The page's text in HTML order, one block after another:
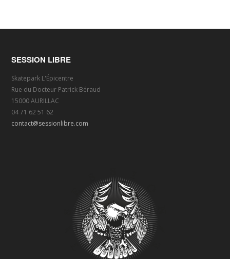
SESSION LIBRE
Skatepark L'Épicentre
Rue du Docteur Patrick Béraud
15000 AURILLAC
04 71 62 51 62
contact@sessionlibre.com